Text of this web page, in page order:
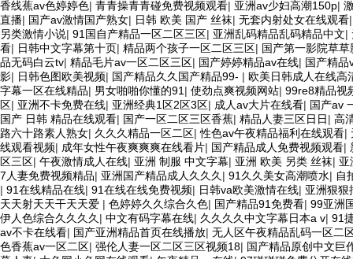
香线蕉av色婷婷色| 青青操青青碰免费视频观看| 亚洲av少妇高潮150p|
直播| 国产av激情国产熟女| 日韩 欧美 国产 丝袜| 无套内射处女在线观看
另类激情小说| 91国自产精品一区二区三区| 亚洲乱码精品乱码精品中文|
看| 日韩中文字幕第十页| 精品两个孩子一区二区三区| 国产第一影院草草
品无码白云tv| 精品毛片av一区二区三区| 国产婷婷精品av在线| 国产精品
影| 日韩色图欧美视频| 国产精品久久国产精品99- | 欧美日韩成人在线高
字幕一区在线精品| 男女啪啪你懂的91 | 使劲点爽视频网站| 99re8精品视
区| 亚洲不卡免费在线| 亚洲经典1区2区3区| 成人av大片在线看| 国产av
国产 日韩 精品在线观看| 国产一区二区三区香蕉| 精品人妻三区日日| 高
路六十路素人熟女| 久久久精品一区二区|性色av午夜精品福利在线观看|
线观看视频| 成年女性午夜爽爽爽在线看片| 国产精品成人免费视频观看|
区三区| 午夜激情成人在线| 亚洲 制服 中文字幕| 亚洲 欧美 另类 丝袜| 亚
7人妻免费视频精品| 亚洲国产精品成人久久久 | 91久久美女高潮喷水| 自
| 91在线精品在线| 91在线在线免费视频| 日韩va欧美激情在线| 亚洲狠狠
天天射天天干天天爱 | 色婷婷久久综合久色| 国产精品91免费看| 99亚洲
伊人色综合久久久久 | 中文有码字幕在线| 久久久久中文字幕日本a v| 91
av不卡在线看| 国产亚洲精品首页在线播放| 无人区午夜精品乱码一区二
色香蕉av一区二区| 强伦人妻一区二区三区视频18| 国产精品原创中文巨